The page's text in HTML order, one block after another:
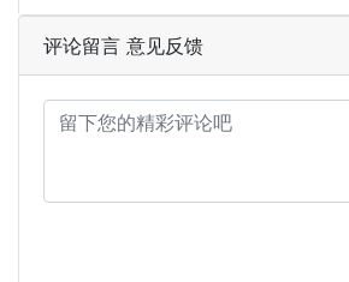
评论留言 意见反馈